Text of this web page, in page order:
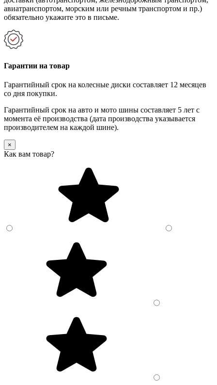
авиатранспортом, морским или речным транспортом и пр.)
обязательно укажите это в письме.
Гарантии на товар
Гарантийный срок на колесные диски составляет 12 месяцев
со дня покупки.
Гарантийный срок на авто и мото шины составляет 5 лет с
момента её производства (дата производства указывается
производителем на каждой шине).
×
Как вам товар?